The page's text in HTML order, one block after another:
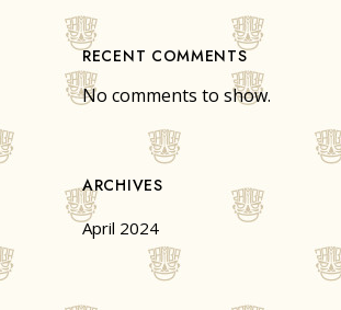
RECENT COMMENTS
No comments to show.
ARCHIVES
April 2024